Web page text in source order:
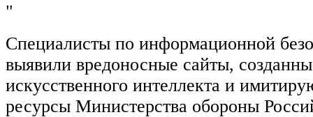
"
Специалисты по информационной
выявили вредоносные сайты,
искусственного интеллекта и
ресурсы Министерства обороны